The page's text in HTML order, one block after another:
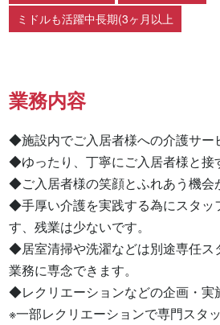
ミドルも活躍中長期(3ヶ月以上
業務内容
◆施設内でご入居者様への介護サー
◆ゆったり、丁寧にご入居者様と接
◆ご入居者様の笑顔とふれあう機会
◆手厚い介護を実践する為にスタッ
す、残業は少ないです。
◆居室清掃や洗濯などは別途専任ス
業務に専念できます。
◆レクリエーションなどの企画・実
※一部レクリエーションで専門スタ